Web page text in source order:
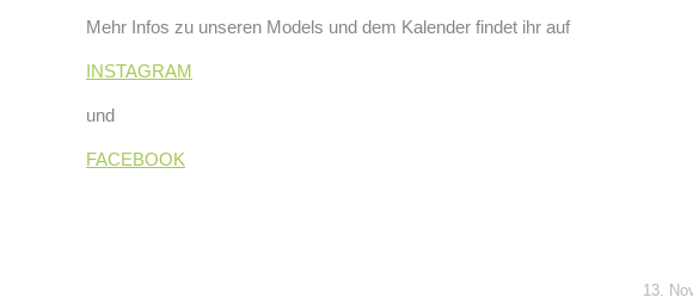
Mehr Infos zu unseren Models und dem Kalender findet ihr auf
INSTAGRAM
und
FACEBOOK
13.